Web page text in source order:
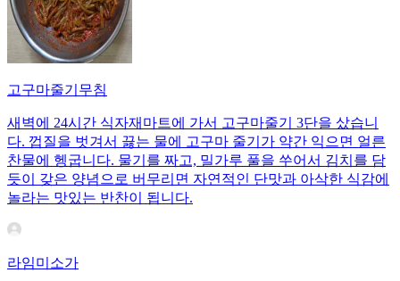
고구마줄기무침
새벽에 24시간 식자재마트에 가서 고구마줄기 3단을 샀습니
다. 껍질을 벗겨서 끓는 물에 고구마 줄기가 약간 익으면 얼른
찬물에 헹굽니다. 물기를 짜고, 밀가루 풀을 쑤어서 김치를 담
듯이 갖은 양념으로 버무리면 자연적인 단맛과 아삭한 식감에
놀라는 맛있는 반찬이 됩니다.
라임미소가